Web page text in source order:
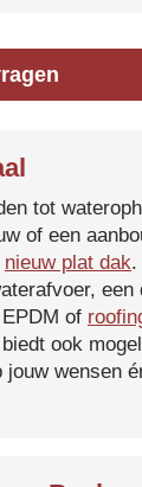
tot
of een
nieuw plat dak.
of
ook
wensen